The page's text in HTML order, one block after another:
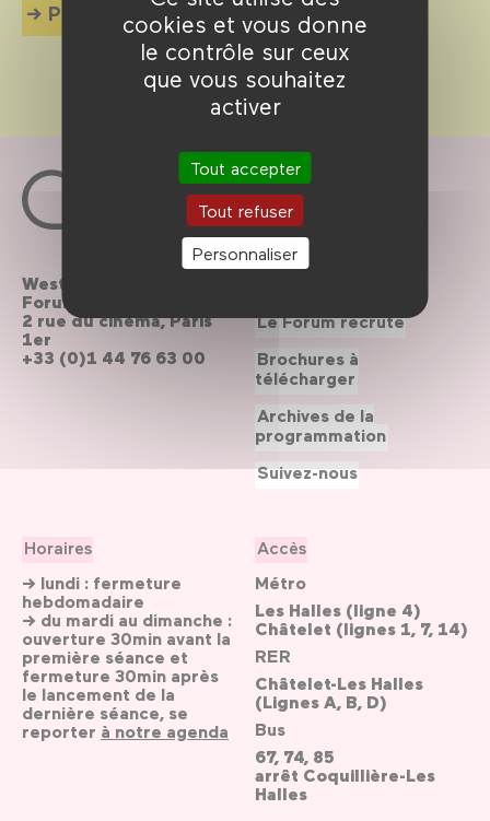
cookies et vous donne
le contrôle sur ceux
que vous souhaitez
activer
Tout accepter
Tout refuser
Personnaliser
Plus d'info
Westfield
Forum des Halles
2 rue du cinéma, Paris
1er
+33 (0)1 44 76 63 00
Horaires
→ lundi : fermeture
hebdomadaire
→ du mardi au dimanche :
ouverture 30min avant la
première séance et
fermeture 30min après
le lancement de la
dernière séance, se
reporter à notre agenda
Accès
Métro
Les Halles (ligne 4)
Châtelet (lignes 1, 7, 14)
RER
Châtelet-Les Halles
(Lignes A, B, D)
Bus
67, 74, 85
arrêt Coquillière-Les
Halles
Le Forum recrute
Brochures à
télécharger
Archives de la
programmation
Suivez-nous